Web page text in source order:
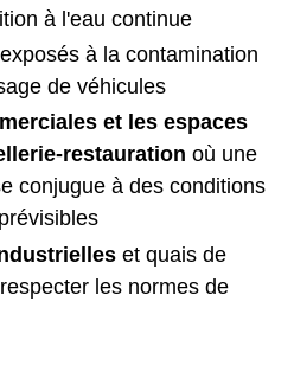
à l'eau continue
exposés à la contamination
de véhicules
et les espaces
restauration où une
conjugue à des conditions
et quais de
les normes de